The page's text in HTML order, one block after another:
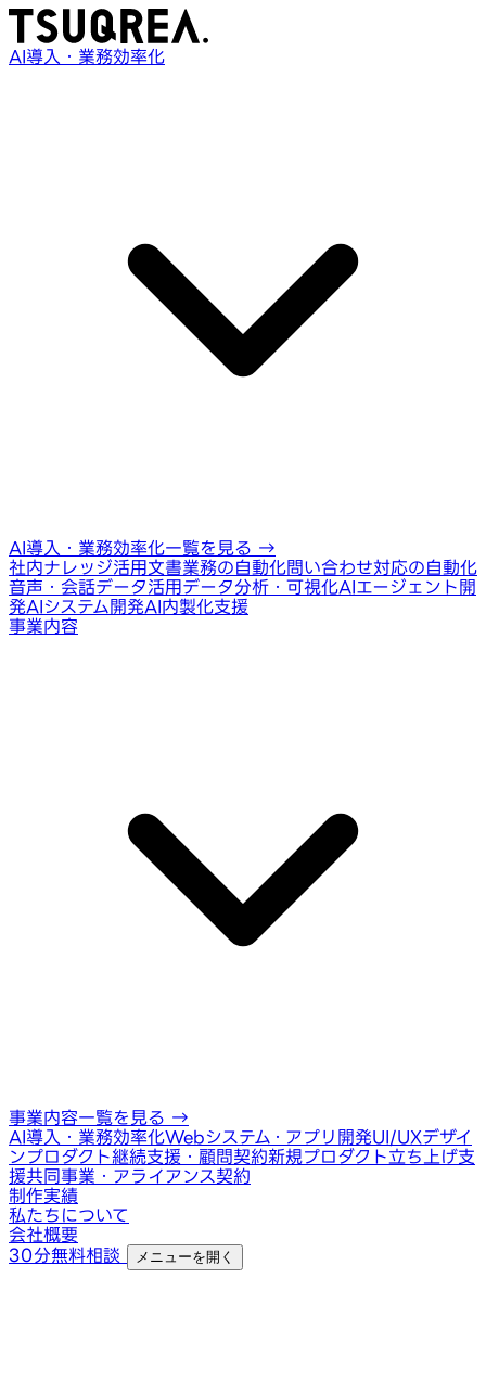
AI導入・業務効率化
AI導入・業務効率化一覧を見る →
社内ナレッジ活用文書業務の自動化問い合わせ対応の自動化
音声・会話データ活用データ分析・可視化AIエージェント開
発AIシステム開発AI内製化支援
事業内容
事業内容一覧を見る →
AI導入・業務効率化Webシステム・アプリ開発UI/UXデザイ
ンプロダクト継続支援・顧問契約新規プロダクト立ち上げ支
援共同事業・アライアンス契約
制作実績
私たちについて
会社概要
30分無料相談
メニューを開く